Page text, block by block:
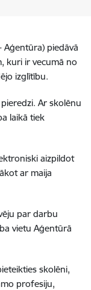
piedāvā
kuri ir vecumā no
izglītību.
Ar skolēnu
laikā tiek
aizpildot
ar maija
par darbu
vietu Aģentūrā
skolēni,
profesiju,